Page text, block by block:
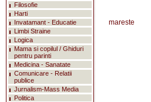
mareste
Filosofie
Harti
Invatamant - Educatie
Limbi Straine
Logica
Mama si copilul / Ghiduri
pentru parinti
Medicina - Sanatate
Comunicare - Relatii
publice
Jurnalism-Mass Media
Politica